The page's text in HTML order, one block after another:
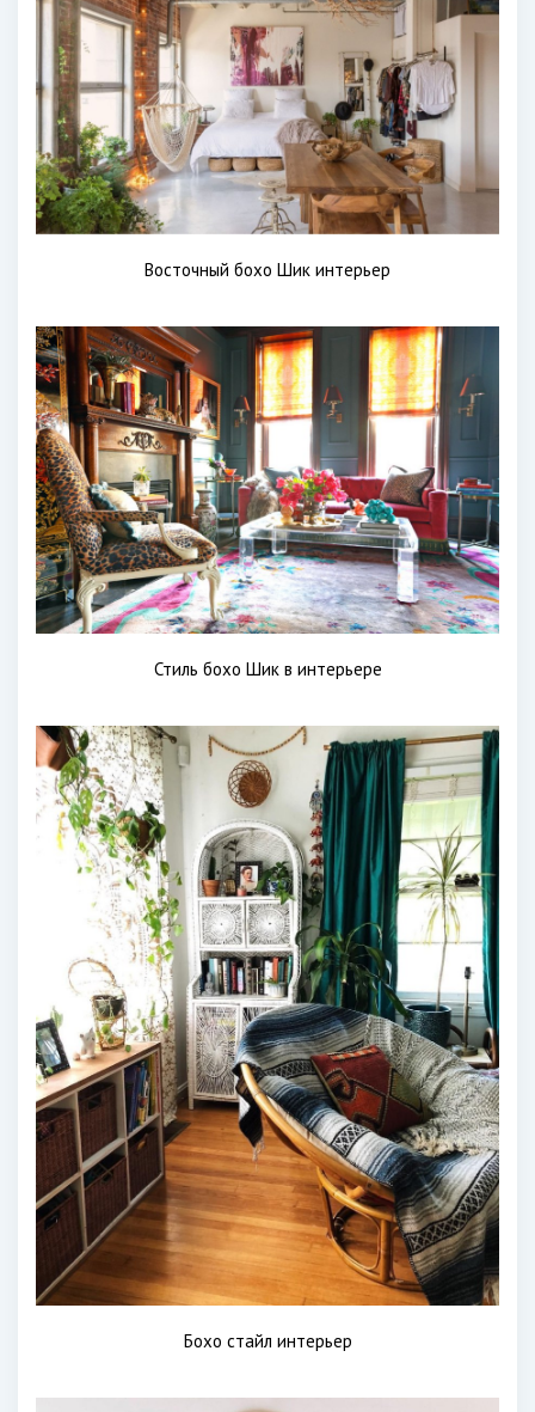
Восточный бохо Шик интерьер
Стиль бохо Шик в интерьере
Бохо стайл интерьер